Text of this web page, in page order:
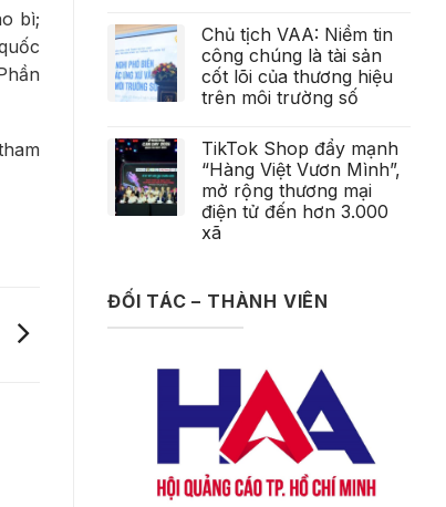
bì;
Chủ tịch VAA: Niềm tin
công chúng là tài sản
cốt lõi của thương hiệu
trên môi trường số
TikTok Shop đẩy mạnh
“Hàng Việt Vươn Mình”,
mở rộng thương mại
điện tử đến hơn 3.000
xã
ĐỐI TÁC – THÀNH VIÊN